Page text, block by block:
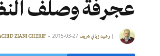
عجرفة وصلف
| رشيد زياني شريف RACHID ZIANI CHERIF 2015-03-27